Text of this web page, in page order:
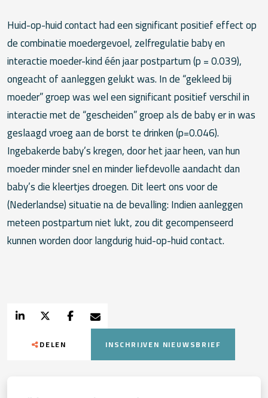
Huid-op-huid contact had een significant positief effect op
de combinatie moedergevoel, zelfregulatie baby en
interactie moeder-kind één jaar postpartum (p = 0.039),
ongeacht of aanleggen gelukt was. In de “gekleed bij
moeder” groep was wel een significant positief verschil in
interactie met de “gescheiden” groep als de baby er in was
geslaagd vroeg aan de borst te drinken (p=0.046).
Ingebakerde baby’s kregen, door het jaar heen, van hun
moeder minder snel en minder liefdevolle aandacht dan
baby’s die kleertjes droegen. Dit leert ons voor de
(Nederlandse) situatie na de bevalling: Indien aanleggen
meteen postpartum niet lukt, zou dit gecompenseerd
kunnen worden door langdurig huid-op-huid contact.
DELEN INSCHRIJVEN NIEUWSBRIEF